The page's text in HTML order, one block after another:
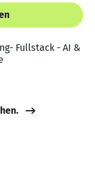
Fullstack - AI &